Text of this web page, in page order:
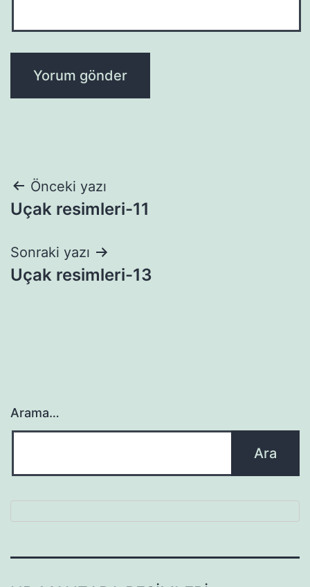
Yazı
gezinmesi
Önceki yazı
Uçak resimleri-11
Sonraki yazı
Uçak resimleri-13
Arama…